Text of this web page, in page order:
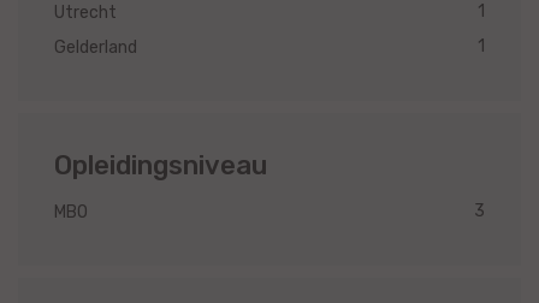
Utrecht
1
Gelderland
1
Opleidingsniveau
MBO 3